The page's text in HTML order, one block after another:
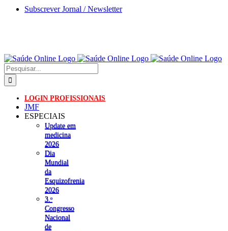
Skip
Subscrever Jornal / Newsletter
Pesquisar
LOGIN PROFISSIONAIS
JMF
ESPECIAIS
Update em
medicina
2026
Dia
Mundial
da
Esquizofrenia
2026
3.ᵒ
Congresso
Nacional
de